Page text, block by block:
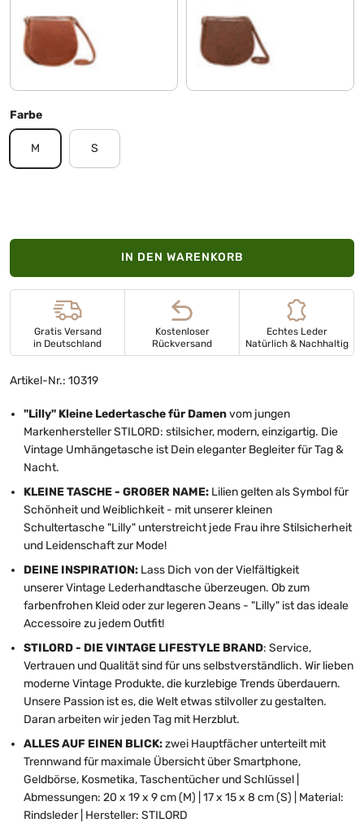
andorra - braun veleta - braun
Farbe
M S
IN DEN WARENKORB
Gratis Versand
in Deutschland
Kostenloser
Rückversand
Echtes Leder
Natürlich & Nachhaltig
Artikel-Nr.: 10319
"Lilly" Kleine Ledertasche für Damenvom jungen
Markenhersteller STILORD: stilsicher, modern, einzigartig. Die
Vintage Umhängetasche ist Dein eleganter Begleiter für Tag &
Nacht.
KLEINE TASCHE - GROßER NAME: Lilien gelten als Symbol für
Schönheit und Weiblichkeit - mit unserer kleinen
Schultertasche "Lilly" unterstreicht jede Frau ihre Stilsicherheit
und Leidenschaft zur Mode!
DEINE INSPIRATION: Lass Dich von der Vielfältigkeit
unserer Vintage Lederhandtasche überzeugen. Ob zum
farbenfrohen Kleid oder zur legeren Jeans - "Lilly" ist das ideale
Accessoire zu jedem Outfit!
STILORD - DIE VINTAGE LIFESTYLE BRAND: Service,
Vertrauen und Qualität sind für uns selbstverständlich. Wir lieben
moderne Vintage Produkte, die kurzlebige Trends überdauern.
Unsere Passion ist es, die Welt etwas stilvoller zu gestalten.
Daran arbeiten wir jeden Tag mit Herzblut.
ALLES AUF EINEN BLICK:zwei Hauptfächer unterteilt mit
Trennwand für maximale Übersicht über Smartphone,
Geldbörse, Kosmetika, Taschentücher und Schlüssel |
Abmessungen: 20 x 19 x 9 cm (M) | 17 x 15 x 8 cm (S) | Material:
Rindsleder | Hersteller: STILORD